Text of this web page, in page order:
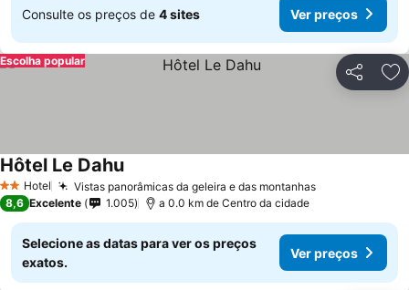
Consulte os preços de 4 sites Ver preços
Partilhar
Escolha popular
2 Estrelas
Hotel Vistas panorâmicas da geleira e das montanhas
Hôtel Le Dahu
8,6 Excelente 1.005 a 0.0 km de Centro da cidade
Selecione as datas para ver os preços
exatos.
Ver preços